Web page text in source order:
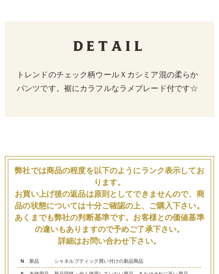
Detail
トレンドのチェック柄ウールＸカシミア混の柔らか
パンツです。裾にカラフルなラメブレード付です☆
弊社では商品の程度を以下のようにランク表示してお
ります。
お買い上げ後の返品は原則としてできませんので、商
品の状態については十分ご確認の上、ご購入下さい。
あくまでも弊社の判断基準です。お客様との価値基準
の違いもありますので予めご了承下さい。
詳細はお問い合わせ下さい。
N 新品 シャネルブティック買い付けの新品商品